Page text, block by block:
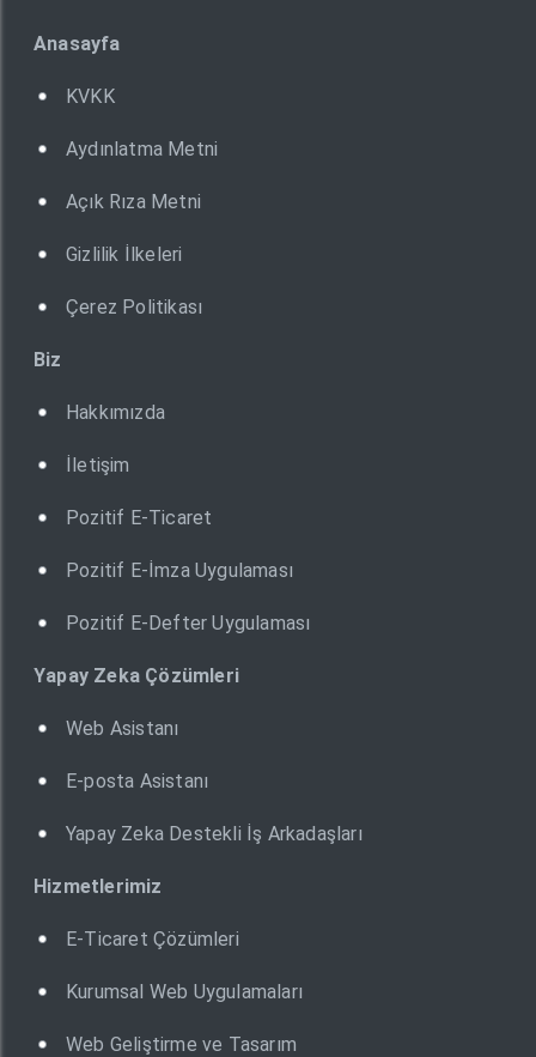
Anasayfa
KVKK
Aydınlatma Metni
Açık Rıza Metni
Gizlilik İlkeleri
Çerez Politikası
Biz
Hakkımızda
İletişim
Pozitif E-Ticaret
Pozitif E-İmza Uygulaması
Pozitif E-Defter Uygulaması
Yapay Zeka Çözümleri
Web Asistanı
E-posta Asistanı
Yapay Zeka Destekli İş Arkadaşları
Hizmetlerimiz
E-Ticaret Çözümleri
Kurumsal Web Uygulamaları
Web Geliştirme ve Tasarım